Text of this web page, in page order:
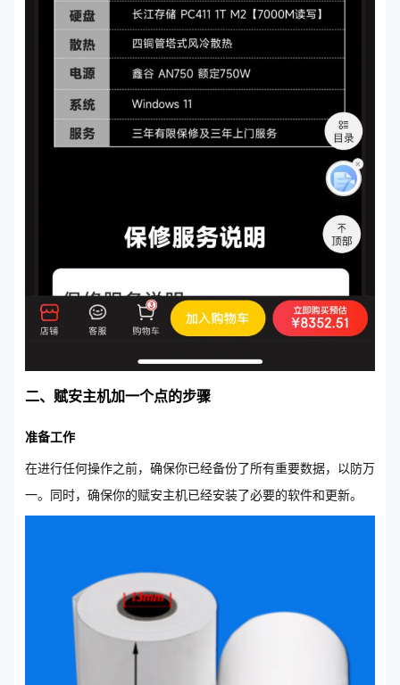
二、赋安主机加一个点的步骤
准备工作
在进行任何操作之前，确保你已经备份了所有重要数据，以防万
一。同时，确保你的赋安主机已经安装了必要的软件和更新。